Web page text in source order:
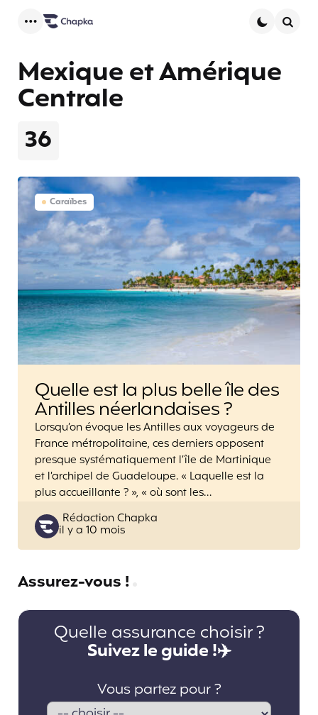
36
Mexique et Amérique
Centrale
Caraïbes
Quelle est la plus belle île des
Antilles néerlandaises ?
Lorsqu’on évoque les Antilles aux voyageurs de
France métropolitaine, ces derniers opposent
presque systématiquement l’île de Martinique
et l’archipel de Guadeloupe. « Laquelle est la
plus accueillante ? », « où sont les…
Posted
by
Rédaction Chapka
il y a 10 mois
Assurez-vous !